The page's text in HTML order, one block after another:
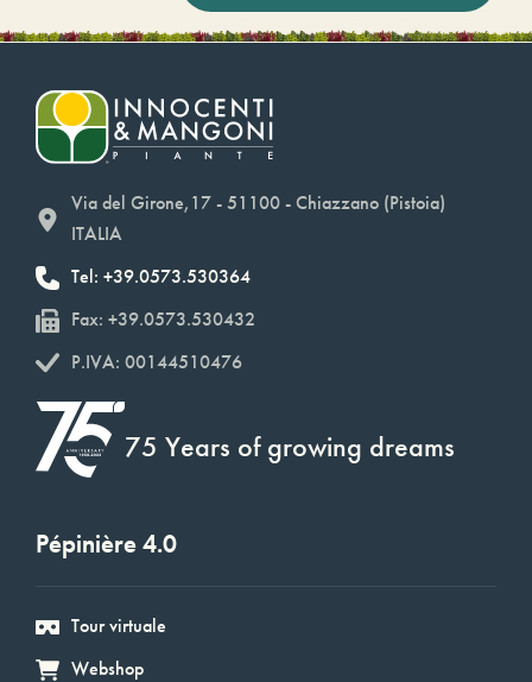
Via del Girone,17 - 51100 - Chiazzano (Pistoia)
ITALIA
Tel: +39.0573.530364
Fax: +39.0573.530432
P.IVA: 00144510476
75 Years of growing dreams
Pépinière 4.0
Tour virtuale
Webshop